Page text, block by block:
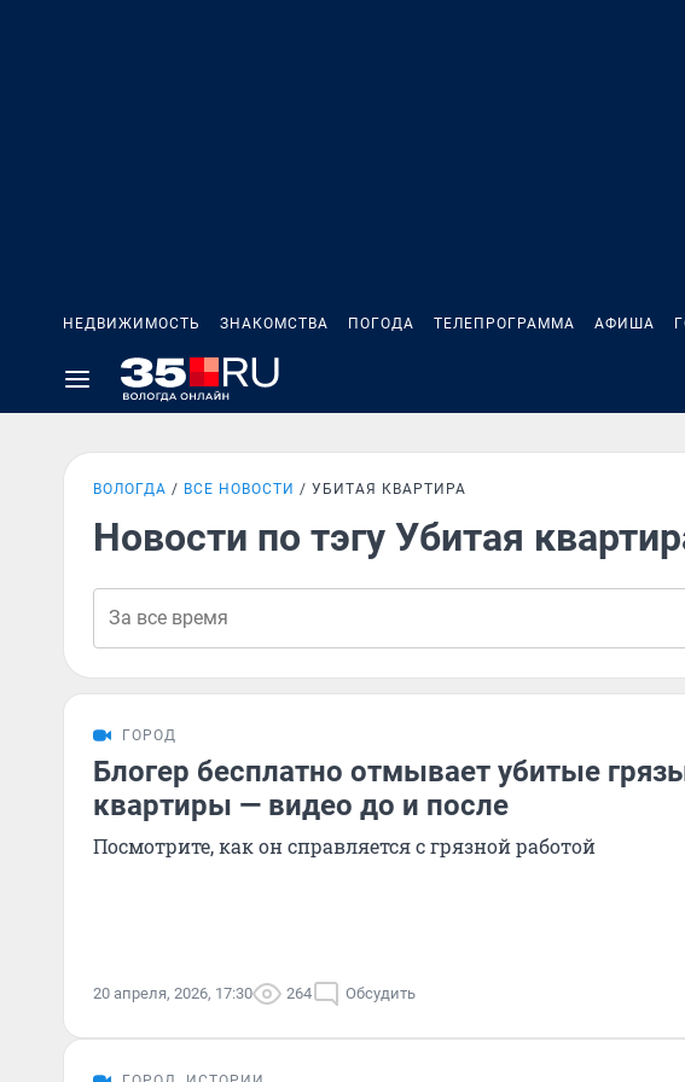
НЕДВИЖИМОСТЬ ЗНАКОМСТВА ПОГОДА ТЕЛЕПРОГРАММА АФИША
ВОЛОГДА ВСЕ НОВОСТИ УБИТАЯ КВАРТИРА
Новости по тэгу Убитая
ГОРОД
Блогер бесплатно отмывает убитые
квартиры — видео до и после
Посмотрите, как он справляется с грязной работой
20 апреля, 2026, 17:30 264 Обсудить